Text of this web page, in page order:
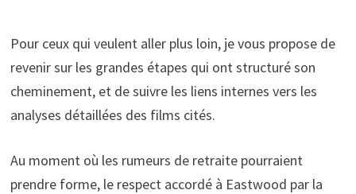
Pour ceux qui veulent aller plus loin, je vous propose de
revenir sur les grandes étapes qui ont structuré son
cheminement, et de suivre les liens internes vers les
analyses détaillées des films cités.
Au moment où les rumeurs de retraite pourraient
prendre forme, le respect accordé à Eastwood par la